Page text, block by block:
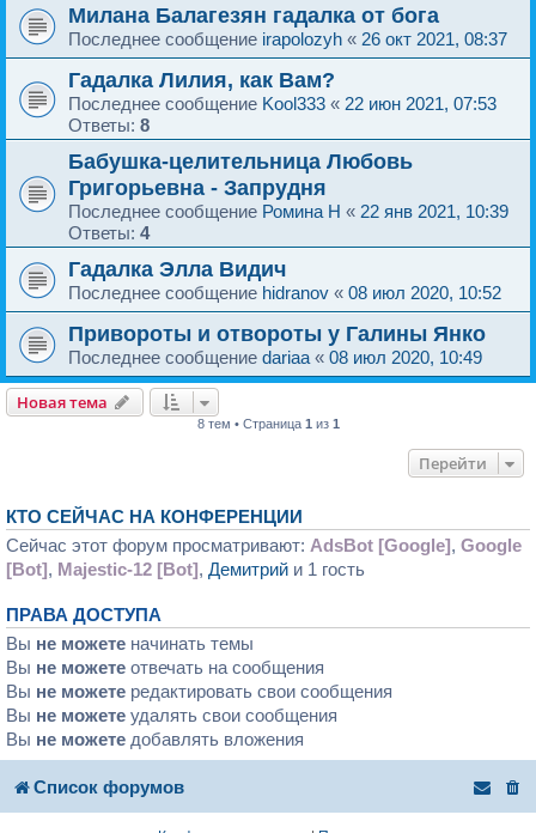
Милана Балагезян гадалка от бога
Последнее сообщение irapolozyh « 26 окт 2021, 08:37
Гадалка Лилия, как Вам?
Последнее сообщение Kool333 « 22 июн 2021, 07:53
Ответы: 8
Бабушка-целительница Любовь
Григорьевна - Запрудня
Последнее сообщение Ромина H « 22 янв 2021, 10:39
Ответы: 4
Гадалка Элла Видич
Последнее сообщение hidranov « 08 июл 2020, 10:52
Привороты и отвороты у Галины Янко
Последнее сообщение dariaa « 08 июл 2020, 10:49
Новая тема
8 тем • Страница 1 из 1
Перейти
КТО СЕЙЧАС НА КОНФЕРЕНЦИИ
Сейчас этот форум просматривают: AdsBot [Google], Google
[Bot], Majestic-12 [Bot], Демитрий и 1 гость
ПРАВА ДОСТУПА
Вы не можете начинать темы
Вы не можете отвечать на сообщения
Вы не можете редактировать свои сообщения
Вы не можете удалять свои сообщения
Вы не можете добавлять вложения
Список форумов